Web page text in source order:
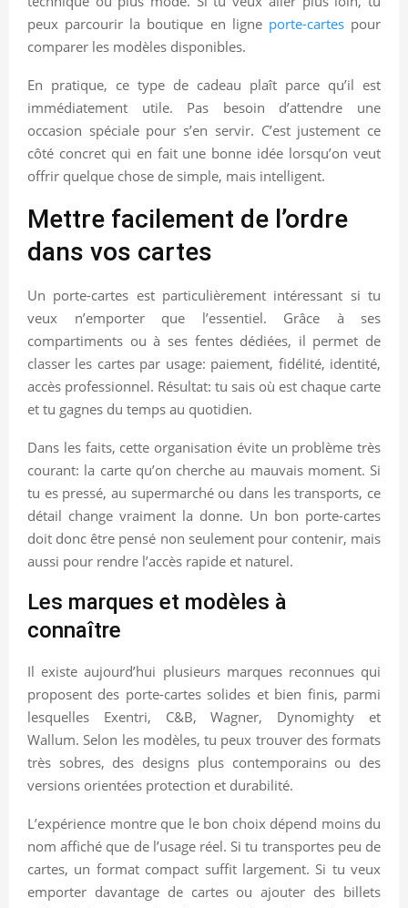
peux parcourir la boutique en ligne porte-cartespour
comparer les modèles disponibles.
En pratique, ce type de cadeau plaît parce qu’il est
immédiatement utile. Pas besoin d’attendre une
occasion spéciale pour s’en servir. C’est justement ce
côté concret qui en fait une bonne idée lorsqu’on veut
offrir quelque chose de simple, mais intelligent.
Mettre facilement de l’ordre
dans vos cartes
Un porte-cartes est particulièrement intéressant si tu
veux n’emporter que l’essentiel. Grâce à ses
compartiments ou à ses fentes dédiées, il permet de
classer les cartes par usage: paiement, fidélité, identité,
accès professionnel. Résultat: tu sais où est chaque carte
et tu gagnes du temps au quotidien.
Dans les faits, cette organisation évite un problème très
courant: la carte qu’on cherche au mauvais moment. Si
tu es pressé, au supermarché ou dans les transports, ce
détail change vraiment la donne. Un bon porte-cartes
doit donc être pensé non seulement pour contenir, mais
aussi pour rendre l’accès rapide et naturel.
Les marques et modèles à
connaître
Il existe aujourd’hui plusieurs marques reconnues qui
proposent des porte-cartes solides et bien finis, parmi
lesquelles Exentri, C&B, Wagner, Dynomighty et
Wallum. Selon les modèles, tu peux trouver des formats
très sobres, des designs plus contemporains ou des
versions orientées protection et durabilité.
L’expérience montre que le bon choix dépend moins du
nom affiché que de l’usage réel. Si tu transportes peu de
cartes, un format compact suffit largement. Si tu veux
emporter davantage de cartes ou ajouter des billets